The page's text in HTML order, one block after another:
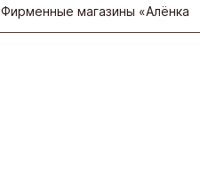
Фирменные магазины «Алёнка»